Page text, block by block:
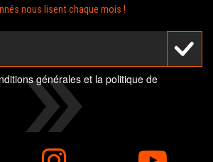
nous lisent chaque mois !
généraleset lapolitique de